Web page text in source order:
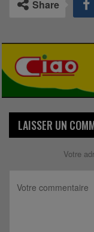
Share
LAISSER UN
Votre